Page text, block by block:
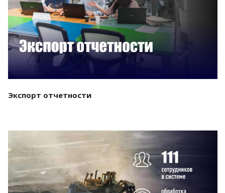
Смотреть проект
Экспорт отчетности